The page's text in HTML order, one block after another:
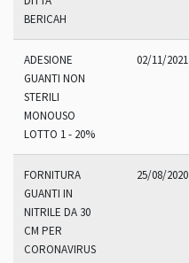
BERICAH
ADESIONE
GUANTI NON
STERILI
MONOUSO
LOTTO 1 - 20%
02/11/2021
FORNITURA
GUANTI IN
NITRILE DA 30
CM PER
CORONAVIRUS
25/08/2020